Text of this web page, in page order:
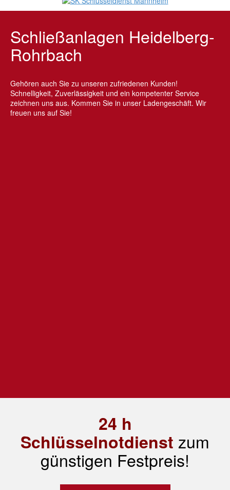
Schließanlagen Heidelberg-
Rohrbach
Gehören auch Sie zu unseren zufriedenen Kunden!
Schnelligkeit, Zuverlässigkeit und ein kompetenter Service
zeichnen uns aus. Kommen Sie in unser Ladengeschäft. Wir
freuen uns auf Sie!
24 h
Schlüsselnotdienst zum
günstigen Festpreis!